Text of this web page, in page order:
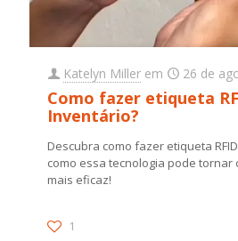
Katelyn Miller em 26 de
Como fazer etiqueta
Inventário?
Descubra como fazer etiqueta
como essa tecnologia pode tornar
mais eficaz!
1